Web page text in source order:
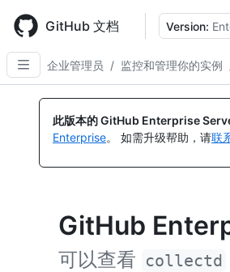
main
content
GitHub 文档 Version:
企业管理员 / 监控和管理你的实例
此版本的 GitHub Enterprise
Enterprise。 如需升级帮助，请联
GitHub
可以查看 collectd